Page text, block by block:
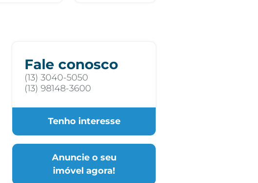
Fale conosco
(13) 3040-5050
(13) 98148-3600
Tenho interesse
Anuncie o seu
imóvel agora!